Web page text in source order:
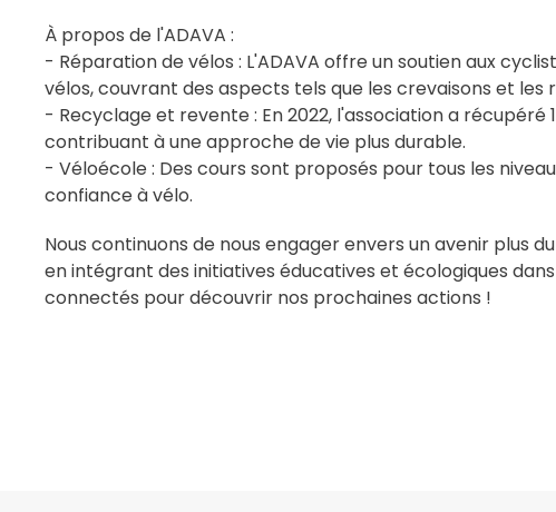
À propos de l'ADAVA :
- Réparation de vélos : L'ADAVA offre un soutien aux
vélos, couvrant des aspects tels que les crevaisons et les
- Recyclage et revente : En 2022, l'association a
contribuant à une approche de vie plus durable.
- Véloécole : Des cours sont proposés pour tous les
confiance à vélo.
Nous continuons de nous engager envers un avenir plus
en intégrant des initiatives éducatives et écologiques
connectés pour découvrir nos prochaines actions !